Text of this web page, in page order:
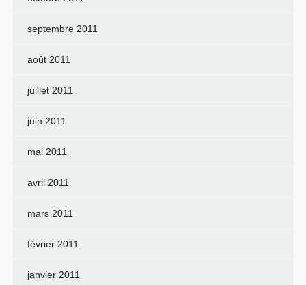
septembre 2011
août 2011
juillet 2011
juin 2011
mai 2011
avril 2011
mars 2011
février 2011
janvier 2011